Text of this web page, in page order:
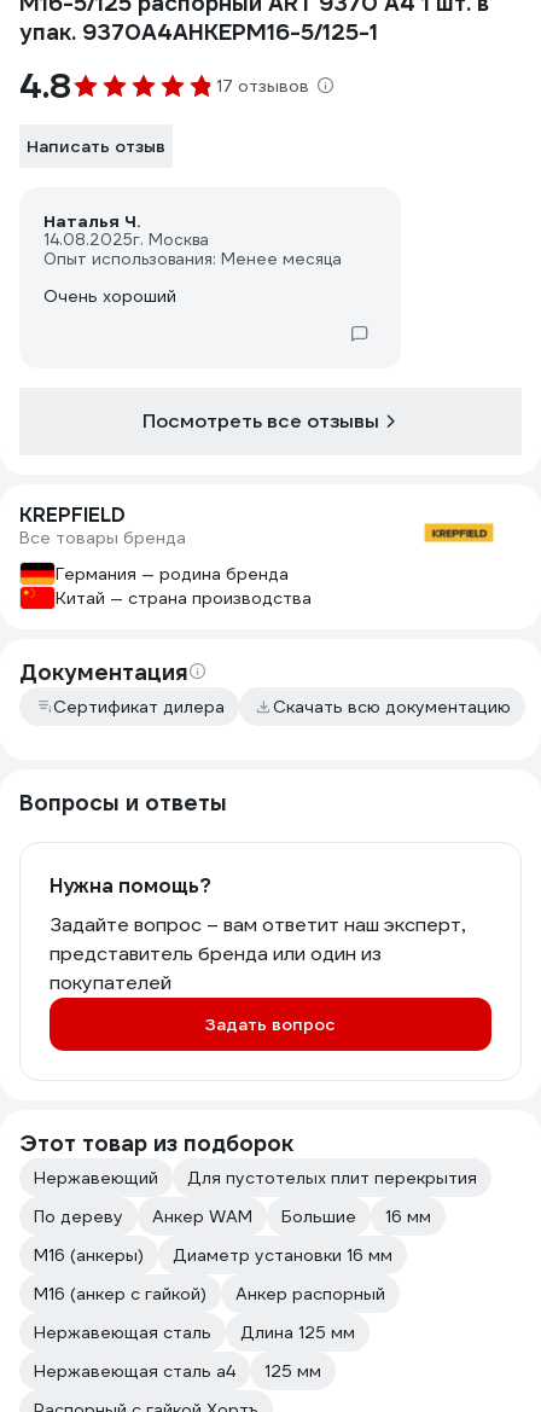
упак. 9370А4АНКЕРM16-5/125-1
4.8 17 отзывов
Написать отзыв
Наталья Ч.
14.08.2025г. Москва
Опыт использования: Менее месяца
Очень хороший
Посмотреть все отзывы
KREPFIELD
Все товары бренда
Германия — родина бренда
Китай — страна производства
Документация
Сертификат дилера Скачать всю документацию
Вопросы и ответы
Нужна помощь?
Задайте вопрос – вам ответит наш эксперт,
представитель бренда или один из
покупателей
Задать вопрос
Этот товар из подборок
Нержавеющий
Для пустотелых плит перекрытия
По дереву
Анкер WAM Большие
16 мм
М16 (анкеры)
Диаметр установки 16 мм
М16 (анкер с гайкой)
Анкер распорный
Нержавеющая сталь
Длина 125 мм
Нержавеющая сталь а4
125 мм